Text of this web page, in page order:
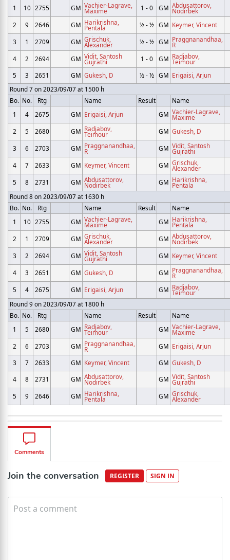
1
10 2755 GM Vachier-Lagrave,
Maxime 1 - 0 GM Abdusattorov,
Nodirbek
2
9 2646 GM Harikrishna,
Pentala ½ - ½ GM Keymer, Vincent
3 1 2709 GM Grischuk,
Alexander ½ - ½ GM Praggnanandhaa,
R
4
2 2694 GM Vidit, Santosh
Gujrathi 1 - 0 GM Radjabov,
Teimour
5
3 2651 GM Gukesh, D ½ - ½ GM Erigaisi, Arjun
Round 7 on 2023/09/07 at 1500 h
Bo. No. Rtg Name Result
Name
1
4 2675 GM Erigaisi, Arjun GM Vachier-Lagrave,
Maxime
2
5 2680 GM Radjabov,
Teimour GM Gukesh, D
3 6 2703 GM Praggnanandhaa,
R GM Vidit, Santosh
Gujrathi
4
7 2633 GM Keymer, Vincent GM Grischuk,
Alexander
5
8 2731 GM Abdusattorov,
Nodirbek GM Harikrishna,
Pentala
Round 8 on 2023/09/07 at 1630 h
Bo. No. Rtg Name Result
Name
1
10 2755 GM Vachier-Lagrave,
Maxime GM Harikrishna,
Pentala
2
1 2709 GM Grischuk,
Alexander GM Abdusattorov,
Nodirbek
3
2 2694 GM Vidit, Santosh
Gujrathi GM Keymer, Vincent
4 3 2651 GM Gukesh, D GM Praggnanandhaa,
R
5
4 2675 GM Erigaisi, Arjun GM Radjabov,
Teimour
Round 9 on 2023/09/07 at 1800 h
Bo. No. Rtg Name Result
Name
1
5 2680 GM Radjabov,
Teimour GM Vachier-Lagrave,
Maxime
2
6 2703 GM Praggnanandhaa,
R GM Erigaisi, Arjun
3
7 2633 GM Keymer, Vincent GM Gukesh, D
4
8 2731 GM Abdusattorov,
Nodirbek GM Vidit, Santosh
Gujrathi
5
9 2646 GM Harikrishna,
Pentala GM Grischuk,
Alexander